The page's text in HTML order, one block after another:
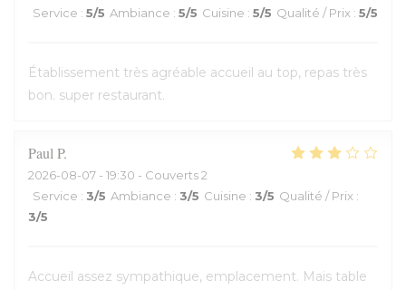
Service : 5/5 Ambiance : 5/5 Cuisine : 5/5 Qualité / Prix : 5/5
Établissement très agréable accueil au top, repas très
bon. super restaurant.
Paul P
2026-08-07 - 19:30 - Couverts 2
Service : 3/5 Ambiance : 3/5 Cuisine : 3/5 Qualité / Prix :
3/5
Accueil assez sympathique, emplacement. Mais table